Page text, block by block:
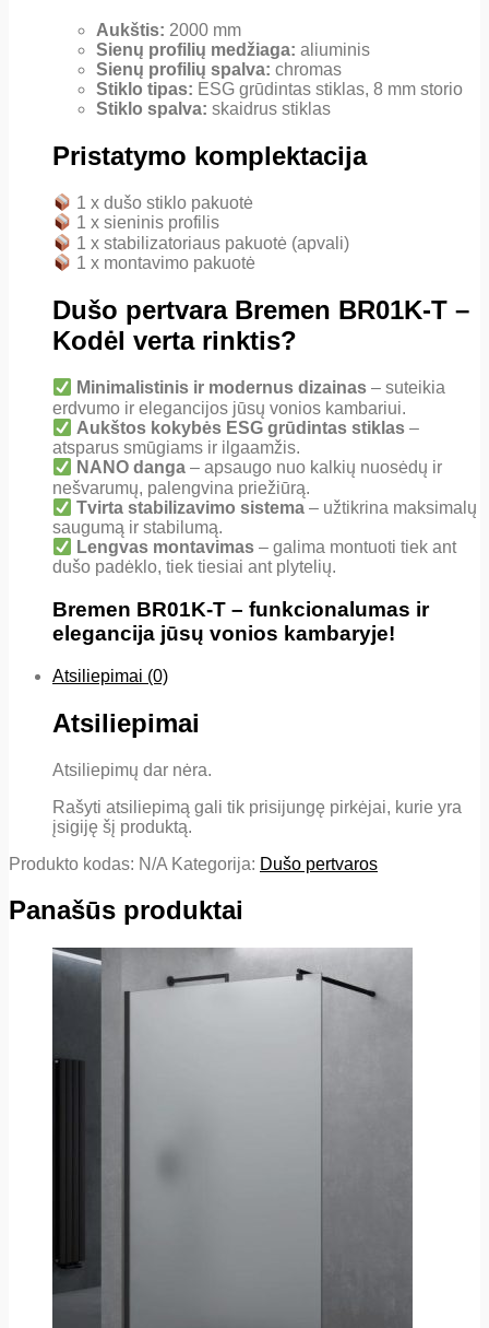
Aukštis: 2000 mm
Sienų profilių medžiaga: aliuminis
Sienų profilių spalva: chromas
Stiklo tipas: ESG grūdintas stiklas, 8 mm storio
Stiklo spalva: skaidrus stiklas
Pristatymo komplektacija
1 x dušo stiklo pakuotė
1 x sieninis profilis
1 x stabilizatoriaus pakuotė (apvali)
1 x montavimo pakuotė
Dušo pertvara Bremen BR01K-T –
Kodėl verta rinktis?
Minimalistinis ir modernus dizainas – suteikia
erdvumo ir elegancijos jūsų vonios kambariui.
Aukštos kokybės ESG grūdintas stiklas –
atsparus smūgiams ir ilgaamžis.
NANO danga – apsaugo nuo kalkių nuosėdų ir
nešvarumų, palengvina priežiūrą.
Tvirta stabilizavimo sistema – užtikrina maksimalų
saugumą ir stabilumą.
Lengvas montavimas – galima montuoti tiek ant
dušo padėklo, tiek tiesiai ant plytelių.
Bremen BR01K-T – funkcionalumas ir
elegancija jūsų vonios kambaryje!
Atsiliepimai (0)
Atsiliepimai
Atsiliepimų dar nėra.
Rašyti atsiliepimą gali tik prisijungę pirkėjai, kurie yra
įsigiję šį produktą.
Produkto kodas: N/A Kategorija: Dušo pertvaros
Panašūs produktai